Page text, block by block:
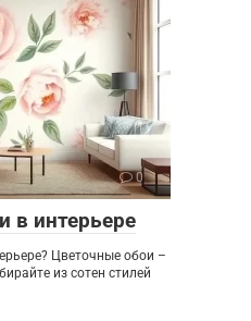
0
в интерьере
Цветочные обои –
из сотен стилей